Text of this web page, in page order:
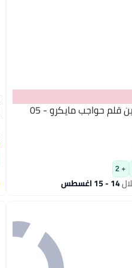
نيكس مكياج المحترفين قلم حواجب مايكرو - 05
+ 2
14 - 15 اغسطس